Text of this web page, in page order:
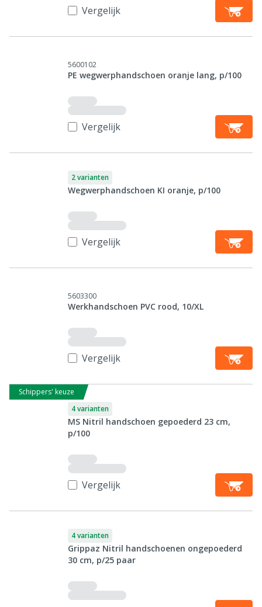
Vergelijk
5600102
PE wegwerphandschoen oranje lang, p/100
Vergelijk
2 varianten
Wegwerphandschoen KI oranje, p/100
Vergelijk
5603300
Werkhandschoen PVC rood, 10/XL
Vergelijk
Schippers' keuze
4 varianten
MS Nitril handschoen gepoederd 23 cm,
p/100
Vergelijk
4 varianten
Grippaz Nitril handschoenen ongepoederd
30 cm, p/25 paar